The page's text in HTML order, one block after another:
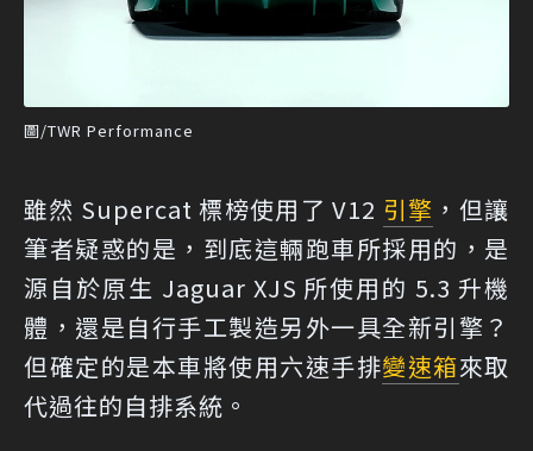
圖/TWR Performance
雖然 Supercat 標榜使用了 V12 引擎 ，但讓
筆者疑惑的是，到底這輛跑車所採用的，是
源自於原生 Jaguar XJS 所使用的 5.3 升機
體，還是自行手工製造另外一具全新引擎？
但確定的是本車將使用六速手排變速箱來取
代過往的自排系統。